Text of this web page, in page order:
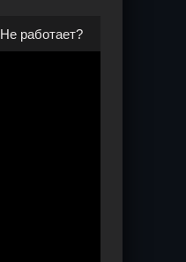
Не работает?